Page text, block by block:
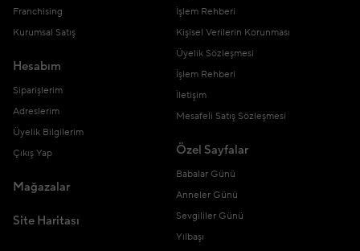
Franchising
Kurumsal Satış
Hesabım
Siparişlerim
Adreslerim
Üyelik Bilgilerim
Çıkış Yap
Mağazalar
Site Haritası
İşlem Rehberi
Kişisel Verilerin Korunması
Üyelik Sözleşmesi
İşlem Rehberi
İletişim
Mesafeli Satış Sözleşmesi
Özel Sayfalar
Babalar Günü
Anneler Günü
Sevgililer Günü
Yılbaşı